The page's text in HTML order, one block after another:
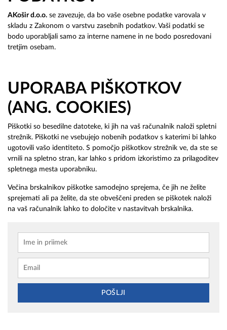
AKošir d.o.o. se zavezuje, da bo vaše osebne podatke varovala v
skladu z Zakonom o varstvu zasebnih podatkov. Vaši podatki se
bodo uporabljali samo za interne namene in ne bodo posredovani
tretjim osebam.
UPORABA PIŠKOTKOV
(ANG. COOKIES)
Piškotki so besedilne datoteke, ki jih na vaš računalnik naloži spletni
strežnik. Piškotki ne vsebujejo nobenih podatkov s katerimi bi lahko
ugotovili vašo identiteto. S pomočjo piškotkov strežnik ve, da ste se
vrnili na spletno stran, kar lahko s pridom izkoristimo za prilagoditev
spletnega mesta uporabniku.
Večina brskalnikov piškotke samodejno sprejema, če jih ne želite
sprejemati ali pa želite, da ste obveščeni preden se piškotek naloži
na vaš računalnik lahko to določite v nastavitvah brskalnika.